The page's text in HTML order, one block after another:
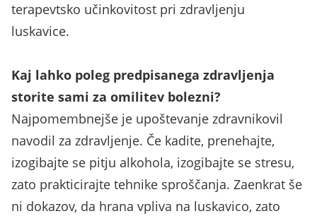
terapevtsko učinkovitost pri zdravljenju
luskavice.
Kaj lahko poleg predpisanega zdravljenja
storite sami za omilitev bolezni?
Najpomembnejše je upoštevanje zdravnikovil
navodil za zdravljenje. Če kadite, prenehajte,
izogibajte se pitju alkohola, izogibajte se stresu,
zato prakticirajte tehnike sproščanja. Zaenkrat še
ni dokazov, da hrana vpliva na luskavico, zato